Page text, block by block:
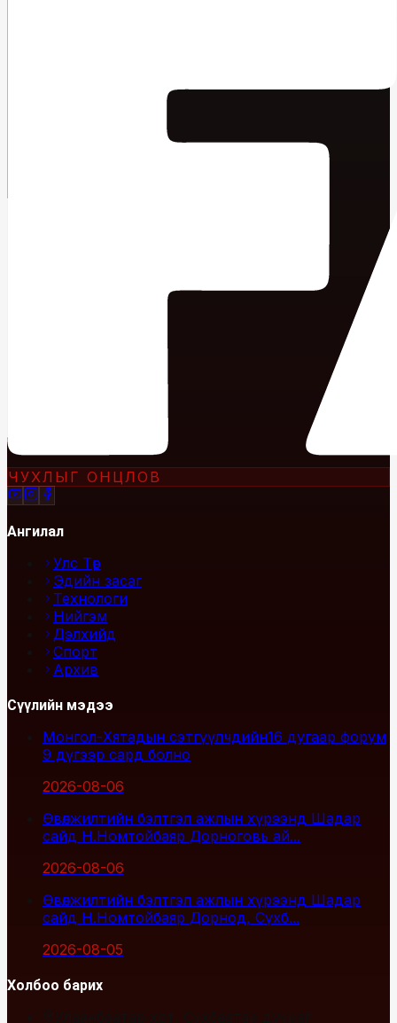
ЧУХЛЫГ ОНЦЛОВ
Ангилал
Улс Төр
Эдийн засаг
Технологи
Нийгэм
Дэлхийд
Спорт
Архив
Сүүлийн мэдээ
Монгол-Хятадын сэтгүүлчдийн16 дугаар форум
9 дүгээр сард болно
2026-08-06
Өвөлжилтийн бэлтгэл ажлын хүрээнд Шадар
сайд Н.Номтойбаяр Дорноговь ай...
2026-08-06
Өвөлжилтийн бэлтгэл ажлын хүрээнд Шадар
сайд Н.Номтойбаяр Дорнод, Сүхб...
2026-08-05
Холбоо барих